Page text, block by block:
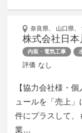
奈良県、 山口県、
株式会社日本
内装・電気工事
評価 なし
【協力会社様・
ュールを「売上
件にプラスして、
業…